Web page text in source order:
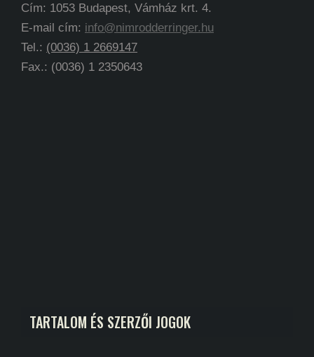
Cím: 1053 Budapest, Vámház krt. 4.
E-mail cím: info@nimrodderringer.hu
Tel.: (0036) 1 2669147
Fax.: (0036) 1 2350643
TARTALOM ÉS SZERZŐI JOGOK